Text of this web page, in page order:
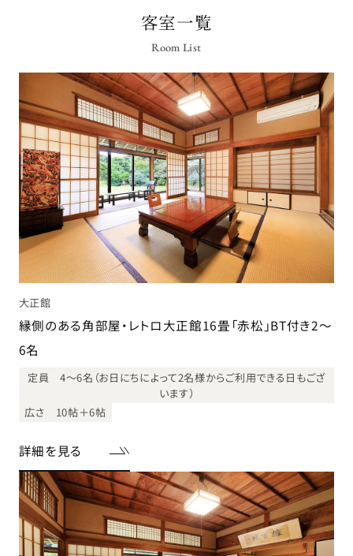
客室一覧
Room List
大正館
縁側のある角部屋・レトロ大正館16畳「赤松」BT付き2～
6名
定員 4～6名（お日にちによって2名様からご利用できる日もござ
います）
広さ 10帖＋6帖
詳細を見る